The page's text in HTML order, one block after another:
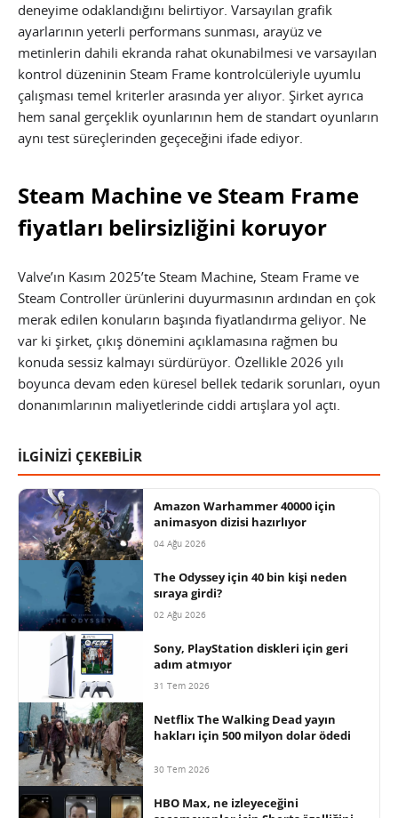
deneyime odaklandığını belirtiyor. Varsayılan grafik
ayarlarının yeterli performans sunması, arayüz ve
metinlerin dahili ekranda rahat okunabilmesi ve varsayılan
kontrol düzeninin Steam Frame kontrolcüleriyle uyumlu
çalışması temel kriterler arasında yer alıyor. Şirket ayrıca
hem sanal gerçeklik oyunlarının hem de standart oyunların
aynı test süreçlerinden geçeceğini ifade ediyor.
Steam Machine ve Steam Frame
fiyatları belirsizliğini koruyor
Valve’ın Kasım 2025’te Steam Machine, Steam Frame ve
Steam Controller ürünlerini duyurmasının ardından en çok
merak edilen konuların başında fiyatlandırma geliyor. Ne
var ki şirket, çıkış dönemini açıklamasına rağmen bu
konuda sessiz kalmayı sürdürüyor. Özellikle 2026 yılı
boyunca devam eden küresel bellek tedarik sorunları, oyun
donanımlarının maliyetlerinde ciddi artışlara yol açtı.
İLGİNİZİ ÇEKEBİLİR
Amazon Warhammer 40000 için
animasyon dizisi hazırlıyor
04 Ağu 2026
The Odyssey için 40 bin kişi neden
sıraya girdi?
02 Ağu 2026
Sony, PlayStation diskleri için geri
adım atmıyor
31 Tem 2026
Netflix The Walking Dead yayın
hakları için 500 milyon dolar ödedi
30 Tem 2026
HBO Max, ne izleyeceğini